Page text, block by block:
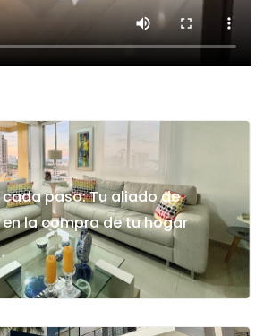
paso: Tu aliado de
la compra de tu hogar